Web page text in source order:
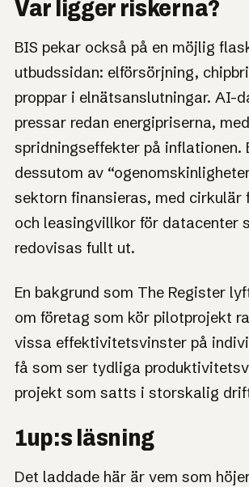
Var ligger riskerna?
BIS pekar också på en möjlig
utbudssidan: elförsörjning,
proppar i elnätsanslutningar. AI-
pressar redan energipriserna,
spridningseffekter på inflationen.
dessutom av
sektorn finansieras, med cirkulär
och leasingvillkor för datacenter
redovisas fullt ut.
En bakgrund som The Register
om företag som kör pilotprojekt
vissa effektivitetsvinster på
få som ser tydliga
projekt som satts i storskalig
1up:s läsning
Det laddade här är vem som